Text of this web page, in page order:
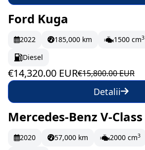
În stoc
Ford Kuga
2022 185,000 km 1500 cm3
Diesel
€14,320.00 EUR€15,800.00 EUR
Detalii
În stoc 1049.98 EUR/lună
Mercedes-Benz V-Class
2020 57,000 km 2000 cm3